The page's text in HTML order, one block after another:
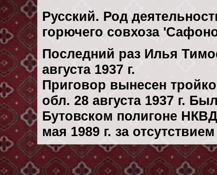
Русский. Род
горючего совхоза
Последний раз Илья
августа 1937 г.
Приговор вынесен
обл. 28 августа 1937 г.
Бутовском полигоне
мая 1989 г. за